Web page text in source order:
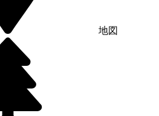
地図